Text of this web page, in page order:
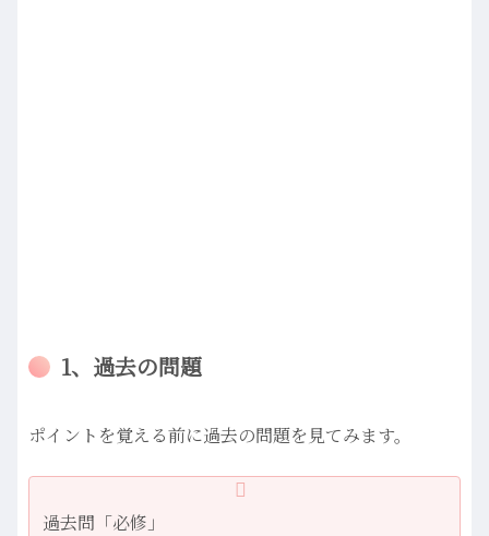
1、過去の問題
ポイントを覚える前に過去の問題を見てみます。
過去問「必修」